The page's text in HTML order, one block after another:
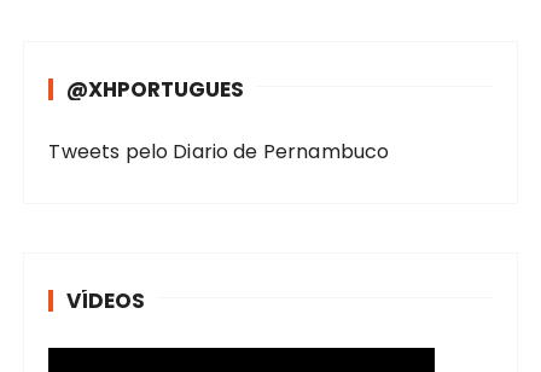
@XHPORTUGUES
Tweets pelo Diario de Pernambuco
VÍDEOS